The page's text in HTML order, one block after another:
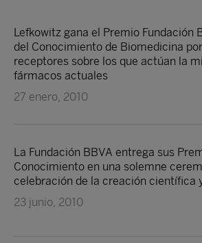
Lefkowitz gana el Premio Fundación
del Conocimiento de Biomedicina
receptores sobre los que actúan la
fármacos actuales
27 enero, 2010
La Fundación BBVA entrega sus
Conocimiento en una solemne
celebración de la creación científica
23 junio, 2010